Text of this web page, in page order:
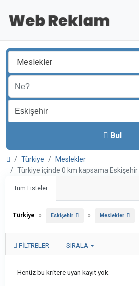
Meslekler
Bul
Türkiye
Meslekler
Türkiye içinde 0 km kapsama Eskişehir
Tüm Listeler
Türkiye » Eskişehir » Meslekler
FILTRELER SIRALA
Henüz bu kritere uyan kayıt yok.